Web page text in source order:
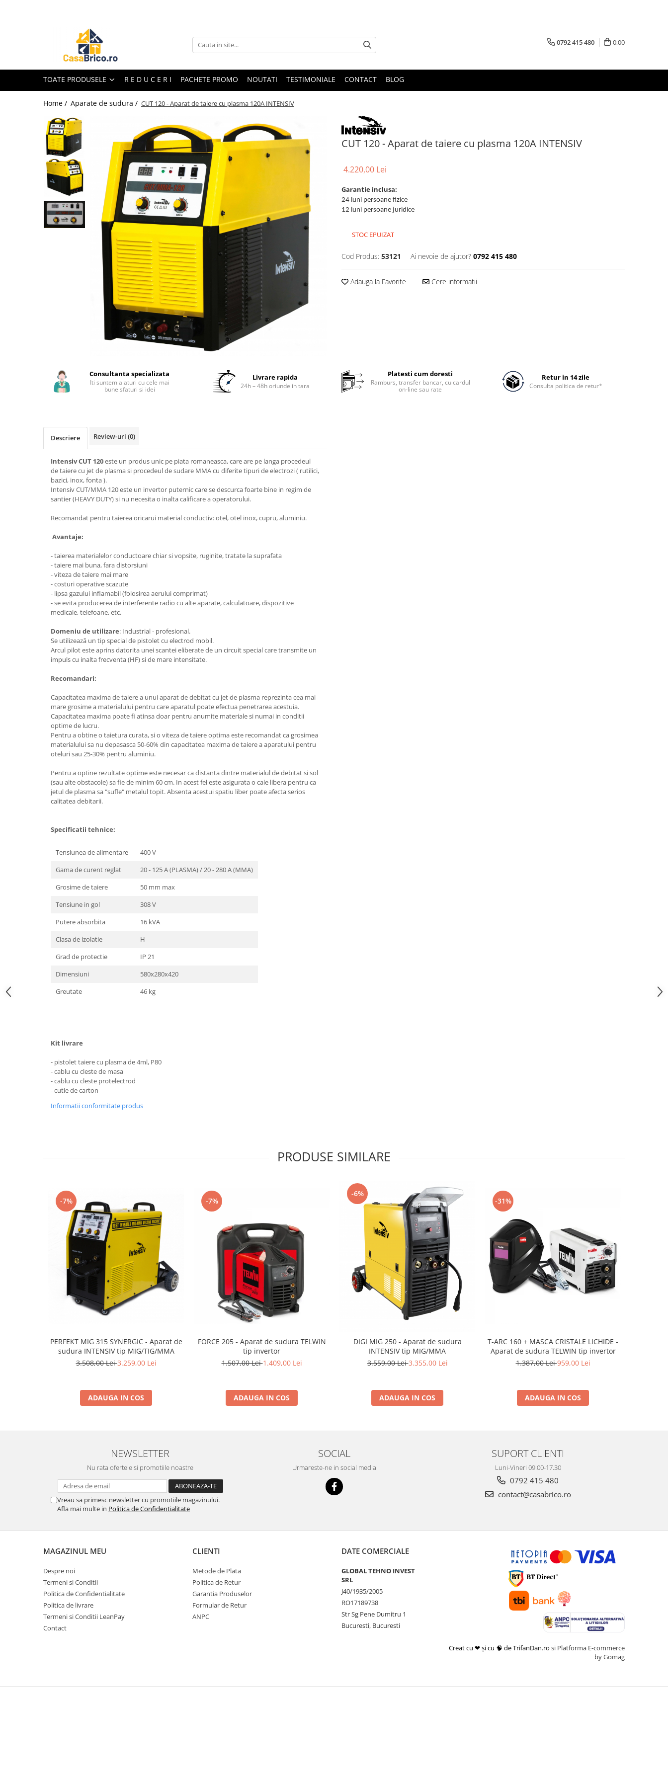
Aparate de sudura
(cu electrod)
Aparate de sudura MMA
transformator (cu electrod)
Aparate de sudura MIG-MAG (cu
Aparate de sudura TIG/WIG (cu
bagheta si argon)
Aparate de sudura in Puncte
Aparate de taiere cu Plasma
Aparate de tras tabla-tinichigerie
Aparate de sudura cu laser
Accesorii MIG/MAG
Accesorii tras tabla-tinichigerie
Reductoare presiune gaz
Grupuri de racire cu lichid
Generatoare electrice
Generatoare Industriale
Generatoare Digitale
Generatoare pentru sudare
Automatizari generatoare
Generatoare de curent continuu
Statii de alimentare portabile
Motocultoare
Motocositoare
Accesorii utilaje agricole
Pachete motocultoare
Vehicule utilitare
Curte si gradina
Masini de tuns gazon
Foarfece gard viu
Freze de zapada
Despicatoare busteni
Suflante frunze
Atomizoare si pulverizatoare
Tocatoare resturi vegetale
Maturi rotative
Cutii depozitare
Mobilier gradina
Set mobilier gradina
Canapele de gradina
Scaune gradina
Masini de gaurit
Masini de gaurit cu percutie
Masini de insurubat
Masini de insurubat cu impact
Ferastraie electrice
Masini de taiat si stantat
Masini de slefuit
Pistoale de vopsit
Placi compactoare
Maiuri compactoare
Finisoare beton
Vibratoare beton
Taietoare beton si asfalt
Taietoare materiale
Turnuri de lumina
Transpaleti hidraulici
0792 415 480 0,00
TOATE PRODUSELE R E D U C E R I PACHETE PROMO NOUTATI TESTIMONIALE CONTACT BLOG
Home / Aparate de sudura / CUT 120 - Aparat de taiere cu plasma 120A INTENSIV
CUT 120 - Aparat de taiere cu plasma 120A INTENSIV
4.220,00 Lei
Garantie inclusa:
24 luni persoane fizice
12 luni persoane juridice
STOC EPUIZAT
Cod Produs: 53121 Ai nevoie de ajutor? 0792 415 480
Adauga la Favorite Cere informatii
Consultanta specializata
Iti suntem alaturi cu cele mai
bune sfaturi si idei
Livrare rapida
24h – 48h oriunde in tara
Platesti cum doresti
Ramburs, transfer bancar, cu cardul
on-line sau rate
Retur in 14 zile
Consulta politica de retur*
Descriere Review-uri (0)
Intensiv CUT 120este un produs unic pe piata romaneasca, care are pe langa procedeul
de taiere cu jet de plasma si procedeul de sudare MMA cu diferite tipuri de electrozi ( rutilici,
bazici, inox, fonta ).
Intensiv CUT/MMA 120 este un invertor puternic care se descurca foarte bine in regim de
santier (HEAVY DUTY) si nu necesita o inalta calificare a operatorului.
Recomandat pentru taierea oricarui material conductiv: otel, otel inox, cupru, aluminiu.
Avantaje:
- taierea materialelor conductoare chiar si vopsite, ruginite, tratate la suprafata
- taiere mai buna, fara distorsiuni
- viteza de taiere mai mare
- costuri operative scazute
- lipsa gazului inflamabil (folosirea aerului comprimat)
- se evita producerea de interferente radio cu alte aparate, calculatoare, dispozitive
medicale, telefoane, etc.
Domeniu de utilizare: Industrial - profesional.
Se utilizează un tip special de pistolet cu electrod mobil.
Arcul pilot este aprins datorita unei scantei eliberate de un circuit special care transmite un
impuls cu inalta frecventa (HF) si de mare intensitate.
Recomandari:
Capacitatea maxima de taiere a unui aparat de debitat cu jet de plasma reprezinta cea mai
mare grosime a materialului pentru care aparatul poate efectua penetrarea acestuia.
Capacitatea maxima poate fi atinsa doar pentru anumite materiale si numai in conditii
optime de lucru.
Pentru a obtine o taietura curata, si o viteza de taiere optima este recomandat ca grosimea
materialului sa nu depasasca 50-60% din capacitatea maxima de taiere a aparatului pentru
oteluri sau 25-30% pentru aluminiu.
Pentru a optine rezultate optime este necesar ca distanta dintre materialul de debitat si sol
(sau alte obstacole) sa fie de minim 60 cm. In acest fel este asigurata o cale libera pentru ca
jetul de plasma sa "sufle" metalul topit. Absenta acestui spatiu liber poate afecta serios
calitatea debitarii.
Specificatii tehnice:
Tensiunea de alimentare
400 V
Gama de curent reglat
20 - 125 A (PLASMA) / 20 - 280 A (MMA)
Grosime de taiere
50 mm max
Tensiune in gol
308 V
Putere absorbita
16 kVA
Clasa de izolatie
H
Grad de protectie
IP 21
Dimensiuni
580x280x420
Greutate
46 kg
Kit livrare
- pistolet taiere cu plasma de 4ml, P80
- cablu cu cleste de masa
- cablu cu cleste protelectrod
- cutie de carton
Informatii conformitate produs
PRODUSE SIMILARE
-7%
PERFEKT MIG 315 SYNERGIC - Aparat de
sudura INTENSIV tip MIG/TIG/MMA
3.508,00 Lei3.259,00 Lei
ADAUGA IN COS
-7%
FORCE 205 - Aparat de sudura TELWIN
tip invertor
1.507,00 Lei1.409,00 Lei
ADAUGA IN COS
-6%
DIGI MIG 250 - Aparat de sudura
INTENSIV tip MIG/MMA
3.559,00 Lei3.355,00 Lei
ADAUGA IN COS
-31%
T-ARC 160 + MASCA CRISTALE LICHIDE -
Aparat de sudura TELWIN tip invertor
1.387,00 Lei959,00 Lei
ADAUGA IN COS
NEWSLETTER
Nu rata ofertele si promotiile noastre
Vreau sa primesc newsletter cu promotiile magazinului.
Afla mai multe in Politica de Confidentialitate
SOCIAL
Urmareste-ne in social media
SUPORT CLIENTI
Luni-Vineri 09.00-17.30
0792 415 480
contact@casabrico.ro
MAGAZINUL MEU
Despre noi
Termeni si Conditii
Politica de Confidentialitate
Politica de livrare
Termeni si Conditii LeanPay
Contact
CLIENTI
Metode de Plata
Politica de Retur
Garantia Produselor
Formular de Retur
ANPC
DATE COMERCIALE
GLOBAL TEHNO INVEST
SRL
J40/1935/2005
RO17189738
Str Sg Pene Dumitru 1
Bucuresti, Bucuresti
Creat cu ❤ și cu 🧠 de TrifanDan.ro si Platforma E-commerce
by Gomag